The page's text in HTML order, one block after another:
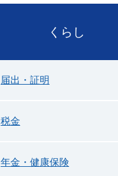
くらし
届出・証明
税金
年金・健康保険